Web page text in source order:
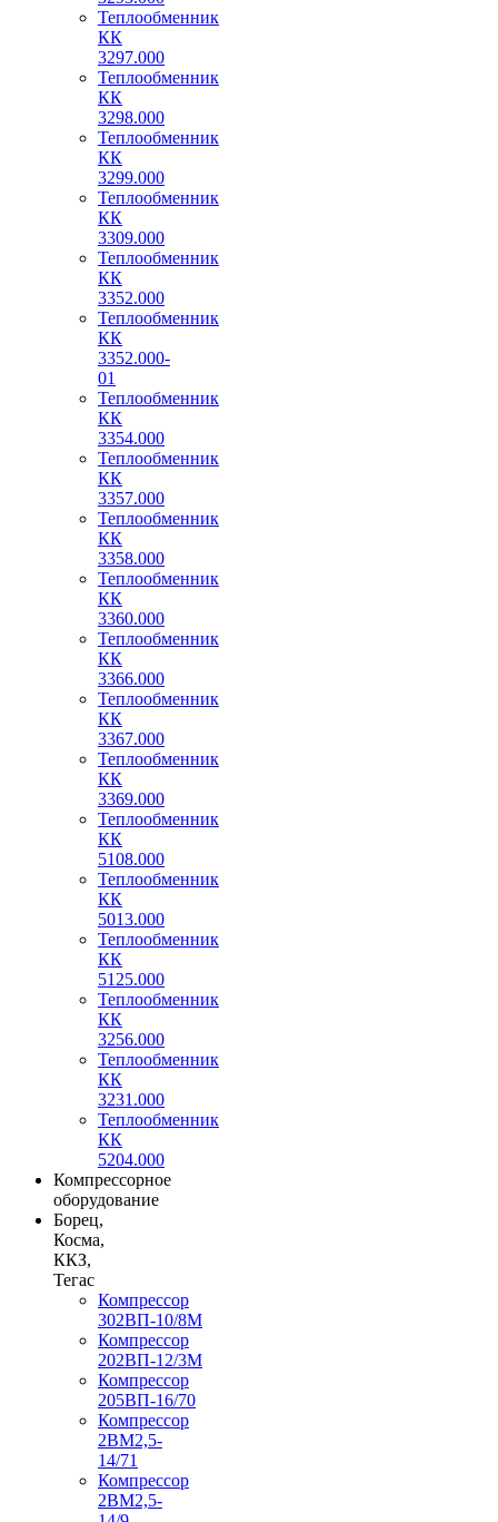
Теплообменник
КК
3297.000
Теплообменник
КК
3298.000
Теплообменник
КК
3299.000
Теплообменник
КК
3309.000
Теплообменник
КК
3352.000
Теплообменник
КК
3352.000-
01
Теплообменник
КК
3354.000
Теплообменник
КК
3357.000
Теплообменник
КК
3358.000
Теплообменник
КК
3360.000
Теплообменник
КК
3366.000
Теплообменник
КК
3367.000
Теплообменник
КК
3369.000
Теплообменник
КК
5108.000
Теплообменник
КК
5013.000
Теплообменник
КК
5125.000
Теплообменник
КК
3256.000
Теплообменник
КК
3231.000
Теплообменник
КК
5204.000
Компрессорное
оборудование
Борец,
Косма,
ККЗ,
Тегас
Компрессор
302ВП-10/8М
Компрессор
202ВП-12/3М
Компрессор
205ВП-16/70
Компрессор
2ВМ2,5-
14/71
Компрессор
2ВМ2,5-